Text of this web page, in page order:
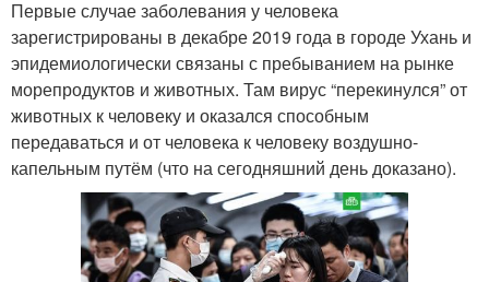
Первые случае заболевания у человека
зарегистрированы в декабре 2019 года в городе Ухань и
эпидемиологически связаны с пребыванием на рынке
морепродуктов и животных. Там вирус “перекинулся” от
животных к человеку и оказался способным
передаваться и от человека к человеку воздушно-
капельным путём (что на сегодняшний день доказано).